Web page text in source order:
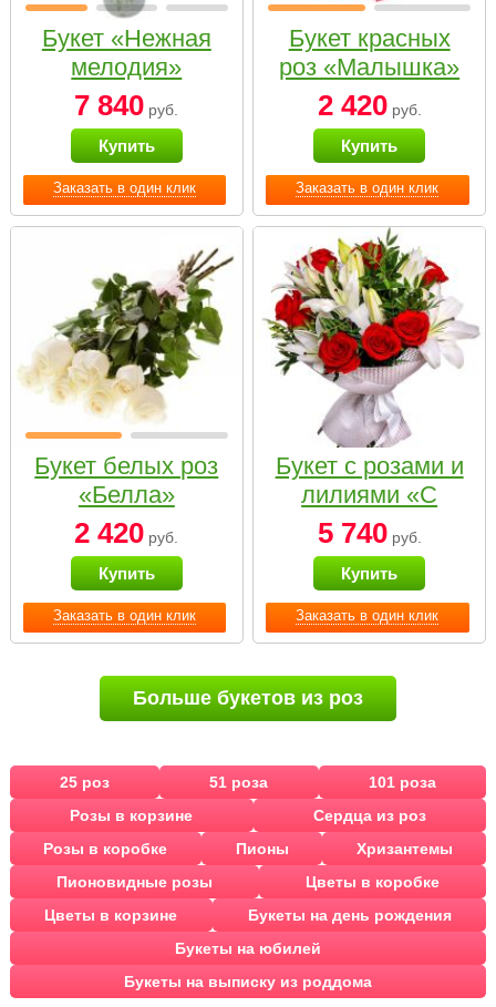
Заказать в один клик
Букет «Нежная
мелодия»
7 840 руб.
Купить
Заказать в один клик
Букет красных
роз «Малышка»
2 420руб.
Купить
Заказать в один клик
Букет белых роз
«Белла»
2 420 руб.
Купить
Заказать в один клик
Букет с розами и
лилиями «С
наилучшими
пожеланиями»
5 740руб.
Купить
Больше букетов из роз
25 роз 51 роза
101 роза
Розы в корзине
Сердца из роз
Розы в коробке
Пионы
Хризантемы
Пионовидные розы
Цветы в коробке
Цветы в корзине
Букеты на день рождения
Букеты на юбилей
Букеты на выписку из роддома